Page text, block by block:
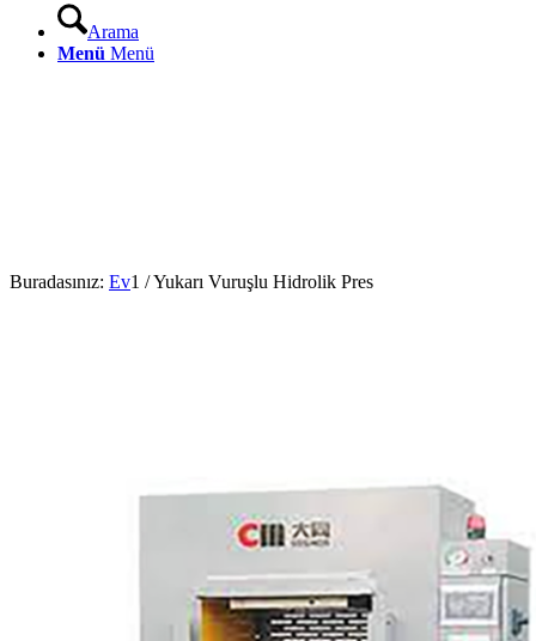
Arama
Menü Menü
Buradasınız: Ev1 /Yukarı Vuruşlu Hidrolik Pres